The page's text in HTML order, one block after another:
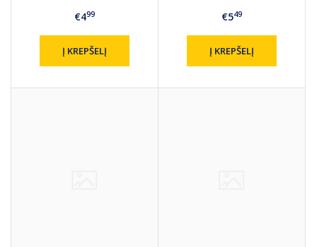
€499
Į KREPŠELĮ
€549
Į KREPŠELĮ